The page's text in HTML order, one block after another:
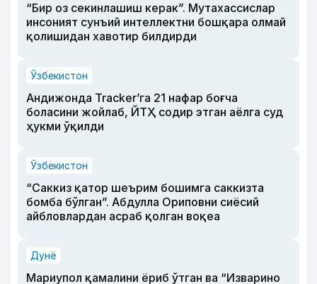
“Бир оз секинлашиш керак”. Мутахассислар
инсоният сунъий интеллектни бошқара олмай
қолишидан хавотир билдирди
Ўзбекистон
Андижонда Tracker’га 21 нафар боғча
боласини жойлаб, ЙТҲ содир этган аёлга суд
ҳукми ўқилди
Ўзбекистон
“Саккиз қатор шеърим бошимга саккизта
бомба бўлган”. Абдулла Ориповни сиёсий
айбловлардан асраб қолган воқеа
Дунё
Мариупол қамалини ёриб ўтган ва “Изварино